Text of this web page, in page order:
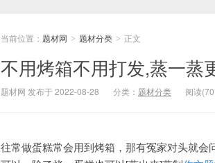
当前位置： 题材网 > 题材分类 > 正文
不用烤箱不用打发,蒸一蒸
题材网 发布于 2022-08-28 分类： 题材分类 阅读
往常做蛋糕常会用到烤箱，那有冤家对头就